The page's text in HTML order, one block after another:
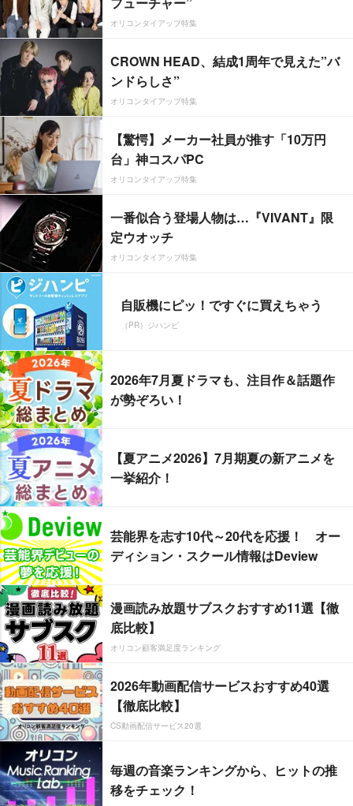
オリコンタイアップ特集
CROWN HEAD、結成1周年で見えた”バ
ンドらしさ”
オリコンタイアップ特集
【驚愕】メーカー社員が推す「10万円
台」神コスパPC
オリコンタイアップ特集
一番似合う登場人物は…『VIVANT』限
定ウオッチ
オリコンタイアップ特集
自販機にピッ！ですぐに買えちゃう
（PR）ジハンピ
2026年7月夏ドラマも、注目作＆話題作
が勢ぞろい！
【夏アニメ2026】7月期夏の新アニメを
一挙紹介！
芸能界を志す10代～20代を応援！ オー
ディション・スクール情報はDeview
漫画読み放題サブスクおすすめ11選【徹
底比較】
オリコン顧客満足度ランキング
2026年動画配信サービスおすすめ40選
【徹底比較】
CS動画配信サービス20選
毎週の音楽ランキングから、ヒットの推
移をチェック！